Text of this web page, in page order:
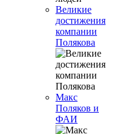
Великие
достижения
компании
Полякова
Макс
Поляков и
ФАИ